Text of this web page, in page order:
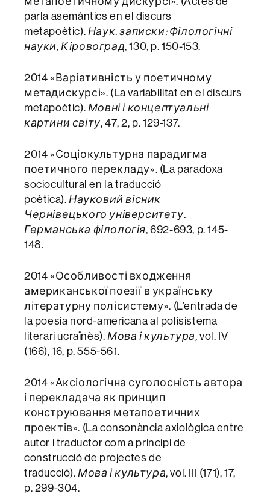
parla asemàntics en el discurs
metapoètic).Наук. записки: Філологічні
науки, Кіровоград, 130, p. 150-153.
2014 «Варіативність у поетичному
метадискурсі». (La variabilitat en el discurs
metapoètic).Мовні і концептуальні
картини світу, 47, 2, p. 129-137.
2014 «Соціокультурна парадигма
поетичного перекладу». (La paradoxa
sociocultural en la traducció
poètica).Науковий вісник
Чернівецького університету.
Германська філологія, 692-693, p. 145-
148.
2014 «Особливості входження
американської поезії в українську
літературну полісистему». (L’entrada de
la poesia nord-americana al polisistema
literari ucraïnès).Мова і культура,vol. IV
(166), 16, p. 555-561.
2014 «Аксіологічна суголосність автора
і перекладача як принцип
конструювання метапоетичних
проектів». (La consonància axiològica entre
autor i traductor com a principi de
construcció de projectes de
traducció).Мова і культура, vol. III (171), 17,
p. 299-304.